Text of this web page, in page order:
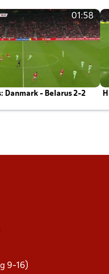
01:58
Danmark - Belarus 2-2
9-16)